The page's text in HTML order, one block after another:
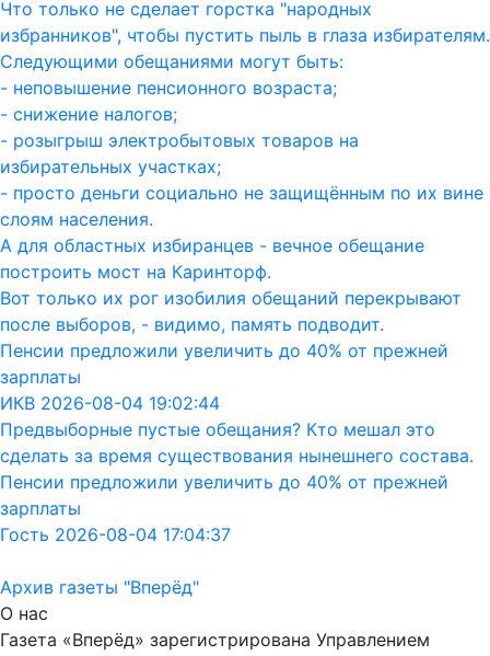
Что только не сделает горстка "народных
избранников", чтобы пустить пыль в глаза избирателям.
Следующими обещаниями могут быть:
- неповышение пенсионного возраста;
- снижение налогов;
- розыгрыш электробытовых товаров на
избирательных участках;
- просто деньги социально не защищённым по их вине
слоям населения.
А для областных избиранцев - вечное обещание
построить мост на Каринторф.
Вот только их рог изобилия обещаний перекрывают
после выборов, - видимо, память подводит.
Пенсии предложили увеличить до 40% от прежней
зарплаты
ИКВ 2026-08-04 19:02:44
Предвыборные пустые обещания? Кто мешал это
сделать за время существования нынешнего состава.
Пенсии предложили увеличить до 40% от прежней
зарплаты
Гость 2026-08-04 17:04:37
Архив газеты "Вперёд"
О нас
Газета «Вперёд» зарегистрирована Управлением